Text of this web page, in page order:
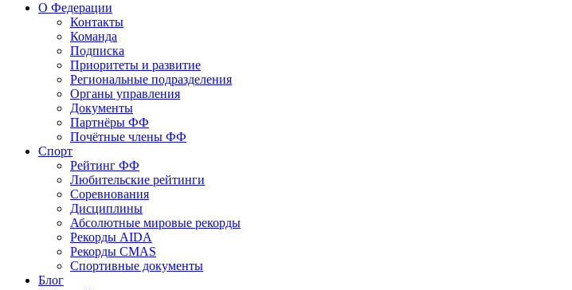
О Федерации
Контакты
Команда
Подписка
Приоритеты и развитие
Региональные подразделения
Органы управления
Документы
Партнёры ФФ
Почётные члены ФФ
Спорт
Рейтинг ФФ
Любительские рейтинги
Соревнования
Дисциплины
Абсолютные мировые рекорды
Рекорды AIDA
Рекорды CMAS
Спортивные документы
Блог